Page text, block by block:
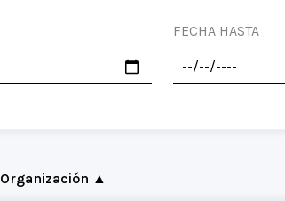
FECHA HASTA
Organización ▲